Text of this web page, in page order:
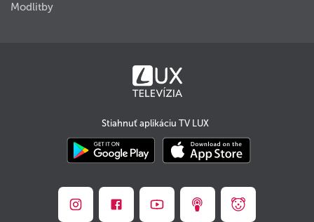
Modlitby
Stiahnuť aplikáciu TV LUX